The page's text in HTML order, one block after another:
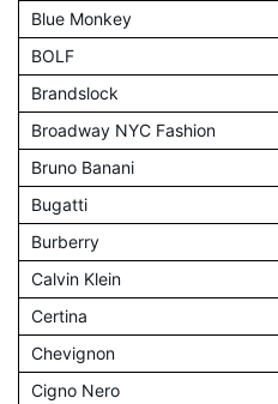
Blue Monkey
BOLF
Brandslock
Broadway NYC Fashion
Bruno Banani
Bugatti
Burberry
Calvin Klein
Certina
Chevignon
Cigno Nero